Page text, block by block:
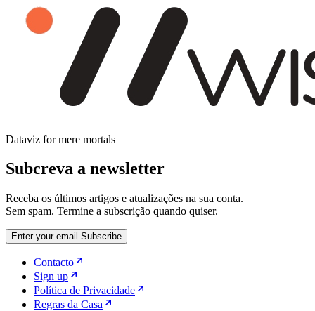
Dataviz for mere mortals
Subcreva a newsletter
Receba os últimos artigos e atualizações na sua conta.
Sem spam. Termine a subscrição quando quiser.
Enter your email Subscribe
Contacto
Sign up
Política de Privacidade
Regras da Casa